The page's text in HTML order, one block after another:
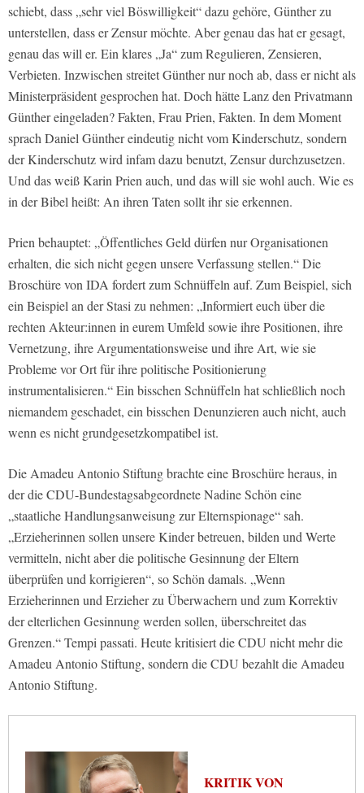
schiebt, dass „sehr viel Böswilligkeit“ dazu gehöre, Günther zu
unterstellen, dass er Zensur möchte. Aber genau das hat er gesagt,
genau das will er. Ein klares „Ja“ zum Regulieren, Zensieren,
Verbieten. Inzwischen streitet Günther nur noch ab, dass er nicht als
Ministerpräsident gesprochen hat. Doch hätte Lanz den Privatmann
Günther eingeladen? Fakten, Frau Prien, Fakten. In dem Moment
sprach Daniel Günther eindeutig nicht vom Kinderschutz, sondern
der Kinderschutz wird infam dazu benutzt, Zensur durchzusetzen.
Und das weiß Karin Prien auch, und das will sie wohl auch. Wie es
in der Bibel heißt: An ihren Taten sollt ihr sie erkennen.
Prien behauptet: „Öffentliches Geld dürfen nur Organisationen
erhalten, die sich nicht gegen unsere Verfassung stellen.“ Die
Broschüre von IDA fordert zum Schnüffeln auf. Zum Beispiel, sich
ein Beispiel an der Stasi zu nehmen: „Informiert euch über die
rechten Akteur:innen in eurem Umfeld sowie ihre Positionen, ihre
Vernetzung, ihre Argumentationsweise und ihre Art, wie sie
Probleme vor Ort für ihre politische Positionierung
instrumentalisieren.“ Ein bisschen Schnüffeln hat schließlich noch
niemandem geschadet, ein bisschen Denunzieren auch nicht, auch
wenn es nicht grundgesetzkompatibel ist.
Die Amadeu Antonio Stiftung brachte eine Broschüre heraus, in
der die CDU-Bundestagsabgeordnete Nadine Schön eine
„staatliche Handlungsanweisung zur Elternspionage“ sah.
„Erzieherinnen sollen unsere Kinder betreuen, bilden und Werte
vermitteln, nicht aber die politische Gesinnung der Eltern
überprüfen und korrigieren“, so Schön damals. „Wenn
Erzieherinnen und Erzieher zu Überwachern und zum Korrektiv
der elterlichen Gesinnung werden sollen, überschreitet das
Grenzen.“ Tempi passati. Heute kritisiert die CDU nicht mehr die
Amadeu Antonio Stiftung, sondern die CDU bezahlt die Amadeu
Antonio Stiftung.
KRITIK VON